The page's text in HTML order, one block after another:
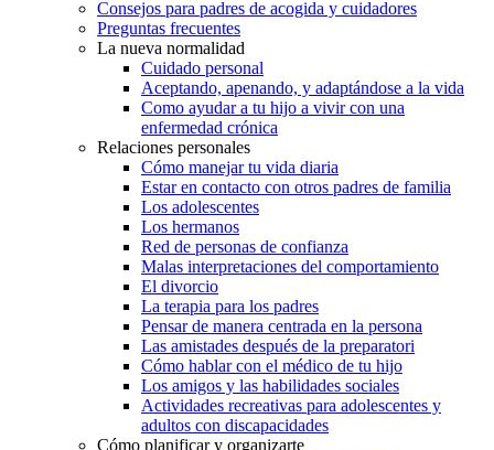
Consejos para padres de acogida y cuidadores
Preguntas frecuentes
La nueva normalidad
Cuidado personal
Aceptando, apenando, y adaptándose a la vida
Como ayudar a tu hijo a vivir con una
enfermedad crónica
Relaciones personales
Cómo manejar tu vida diaria
Estar en contacto con otros padres de familia
Los adolescentes
Los hermanos
Red de personas de confianza
Malas interpretaciones del comportamiento
El divorcio
La terapia para los padres
Pensar de manera centrada en la persona
Las amistades después de la preparatori
Cómo hablar con el médico de tu hijo
Los amigos y las habilidades sociales
Actividades recreativas para adolescentes y
adultos con discapacidades
Cómo planificar y organizarte